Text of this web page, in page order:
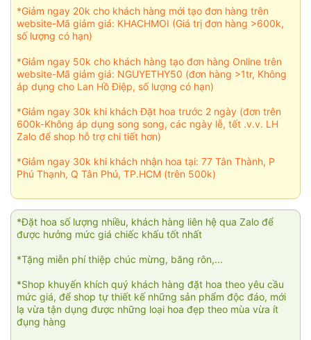
*Giảm ngay 20k cho khách hàng mới tạo đơn hàng trên
website-Mã giảm giá: KHACHMOI (Giá trị đơn hàng >600k,
số lượng có hạn)
*Giảm ngay 50k cho khách hàng tạo đơn hàng Online trên
website-Mã giảm giá: NGUYETHY50 (đơn hàng >1tr, Không
áp dụng cho Lan Hồ Điệp, số lượng có hạn)
*Giảm ngay 30k khi khách Đặt hoa trước 2 ngày (đơn trên
600k-Không áp dụng song song, các ngày lễ, tết .v.v. LH
Zalo để shop hỗ trợ chi tiết hơn)
*Giảm ngay 30k khi khách nhận hoa tại: 77 Tân Thành, P
Phú Thạnh, Q Tân Phú, TP.HCM (trên 500k)
*Đặt hoa số lượng nhiều, khách hàng liên hệ qua Zalo để
được hưởng mức giá chiếc khấu tốt nhất
*Tặng miễn phí thiệp chúc mừng, băng rôn,...
*Shop khuyến khích quý khách hàng đặt hoa theo yêu cầu
mức giá, để shop tự thiết kế những sản phẩm độc đáo, mới
lạ vừa tận dụng được những loại hoa đẹp theo mùa vừa ít
đụng hàng